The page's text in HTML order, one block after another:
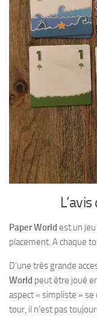
Paper World est un
placement. A chaque
D’une très grande
World peut être joué
aspect « simpliste » se
tour, il n’est pas